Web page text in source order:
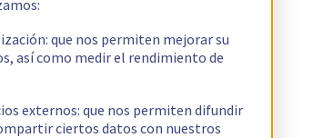
que nos permiten mejorar su
así como medir el rendimiento de
externos: que nos permiten difundir
ciertos datos con nuestros